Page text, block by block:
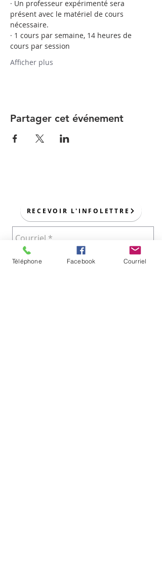
· Un professeur expérimenté sera
présent avec le matériel de cours
nécessaire.
· 1 cours par semaine, 14 heures de
cours par session
Afficher plus
Partager cet événement
RECEVOIR L'INFOLETTRE
Téléphone Facebook Courriel